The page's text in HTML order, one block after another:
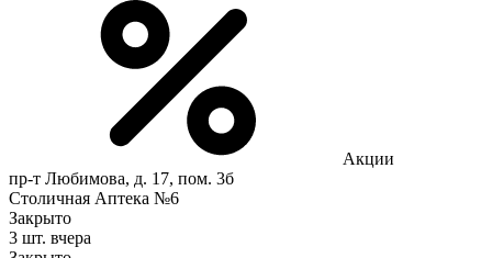
Акции
пр-т Любимова, д. 17, пом. 3б
Столичная Аптека №6
Закрыто
3 шт. вчера